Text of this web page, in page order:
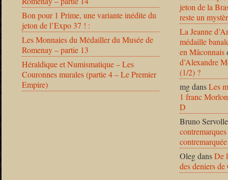
Bon pour 1 Prime, une variante inédite du
jeton de l’Expo 37 ! :
Les Monnaies du Médailler du Musée de
Romenay – partie 13
Héraldique et Numismatique – Les
Couronnes murales (partie 4 – Le Premier
Empire)
jeton de la
reste un
La Jeanne
médaille
en Mâconnais
d’Alexandre
(1/2) ?
mgdansLes
1 franc
D
Bruno Servolle
OlegdansDe
des deniers